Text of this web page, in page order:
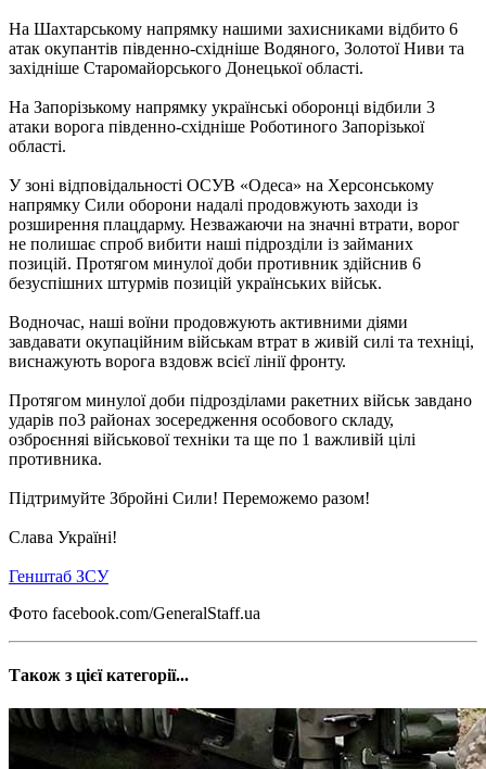
На Шахтарському напрямку нашими захисниками відбито 6
атак окупантів південно-східніше Водяного, Золотої Ниви та
західніше Старомайорського Донецької області.
На Запорізькому напрямку українські оборонці відбили 3
атаки ворога південно-східніше Роботиного Запорізької
області.
У зоні відповідальності ОСУВ «Одеса» на Херсонському
напрямку Сили оборони надалі продовжують заходи із
розширення плацдарму. Незважаючи на значні втрати, ворог
не полишає спроб вибити наші підрозділи із займаних
позицій. Протягом минулої доби противник здійснив 6
безуспішних штурмів позицій українських військ.
Водночас, наші воїни продовжують активними діями
завдавати окупаційним військам втрат в живій силі та техніці,
виснажують ворога вздовж всієї лінії фронту.
Протягом минулої доби підрозділами ракетних військ завдано
ударів по3 районах зосередження особового складу,
озброєнняі військової техніки та ще по 1 важливій цілі
противника.
Підтримуйте Збройні Сили! Переможемо разом!
Слава Україні!
Генштаб ЗСУ
Фото facebook.com/GeneralStaff.ua
Також з цієї категорії...